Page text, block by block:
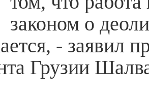
законом о
- заявил
Грузии